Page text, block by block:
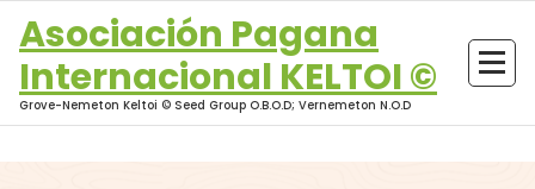
content
Asociación Pagana
Internacional KELTOI ©
Grove-Nemeton Keltoi © Seed Group O.B.O.D; Vernemeton N.O.D